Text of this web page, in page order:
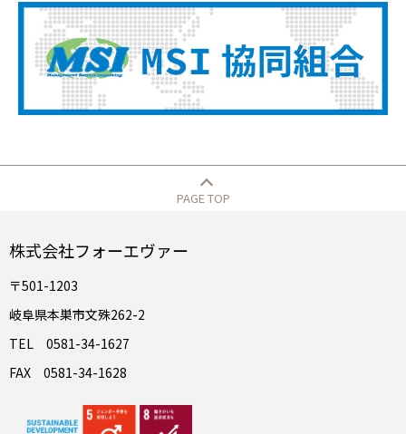
PAGE TOP
株式会社フォーエヴァー
〒501-1203
岐阜県本巣市文殊262-2
TEL 0581-34-1627
FAX 0581-34-1628